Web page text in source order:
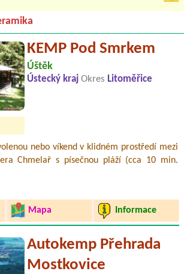
KEMP Pod Smrkem
Úštěk
Ústecký kraj Okres Litoměřice
nebo víkend v klidném prostředí mezi
Chmelař s písečnou pláží (cca 10 min.
Mapa Informace
Autokemp Přehrada
Mostkovice